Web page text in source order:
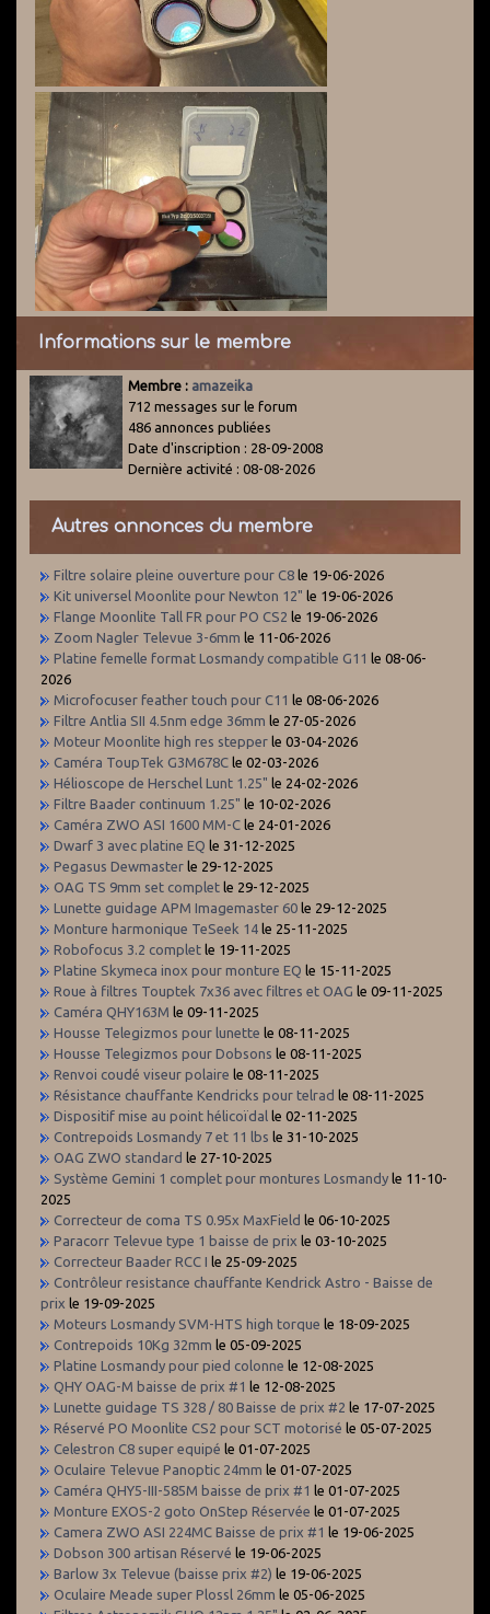
Informations sur le membre
Membre : amazeika
712 messages sur le forum
486 annonces publiées
Date d'inscription : 28-09-2008
Dernière activité : 08-08-2026
Autres annonces du membre
Filtre solaire pleine ouverture pour C8 le 19-06-2026
Kit universel Moonlite pour Newton 12" le 19-06-2026
Flange Moonlite Tall FR pour PO CS2 le 19-06-2026
Zoom Nagler Televue 3-6mm le 11-06-2026
Platine femelle format Losmandy compatible G11 le 08-06-
2026
Microfocuser feather touch pour C11 le 08-06-2026
Filtre Antlia SII 4.5nm edge 36mm le 27-05-2026
Moteur Moonlite high res stepper le 03-04-2026
Caméra ToupTek G3M678C le 02-03-2026
Hélioscope de Herschel Lunt 1.25" le 24-02-2026
Filtre Baader continuum 1.25" le 10-02-2026
Caméra ZWO ASI 1600 MM-C le 24-01-2026
Dwarf 3 avec platine EQ le 31-12-2025
Pegasus Dewmaster le 29-12-2025
OAG TS 9mm set complet le 29-12-2025
Lunette guidage APM Imagemaster 60 le 29-12-2025
Monture harmonique TeSeek 14 le 25-11-2025
Robofocus 3.2 complet le 19-11-2025
Platine Skymeca inox pour monture EQ le 15-11-2025
Roue à filtres Touptek 7x36 avec filtres et OAG le 09-11-2025
Caméra QHY163M le 09-11-2025
Housse Telegizmos pour lunette le 08-11-2025
Housse Telegizmos pour Dobsons le 08-11-2025
Renvoi coudé viseur polaire le 08-11-2025
Résistance chauffante Kendricks pour telrad le 08-11-2025
Dispositif mise au point hélicoïdal le 02-11-2025
Contrepoids Losmandy 7 et 11 lbs le 31-10-2025
OAG ZWO standard le 27-10-2025
Système Gemini 1 complet pour montures Losmandy le 11-10-
2025
Correcteur de coma TS 0.95x MaxField le 06-10-2025
Paracorr Televue type 1 baisse de prix le 03-10-2025
Correcteur Baader RCC I le 25-09-2025
Contrôleur resistance chauffante Kendrick Astro - Baisse de
prix le 19-09-2025
Moteurs Losmandy SVM-HTS high torque le 18-09-2025
Contrepoids 10Kg 32mm le 05-09-2025
Platine Losmandy pour pied colonne le 12-08-2025
QHY OAG-M baisse de prix #1 le 12-08-2025
Lunette guidage TS 328 / 80 Baisse de prix #2 le 17-07-2025
Réservé PO Moonlite CS2 pour SCT motorisé le 05-07-2025
Celestron C8 super equipé le 01-07-2025
Oculaire Televue Panoptic 24mm le 01-07-2025
Caméra QHY5-III-585M baisse de prix #1 le 01-07-2025
Monture EXOS-2 goto OnStep Réservée le 01-07-2025
Camera ZWO ASI 224MC Baisse de prix #1 le 19-06-2025
Dobson 300 artisan Réservé le 19-06-2025
Barlow 3x Televue (baisse prix #2) le 19-06-2025
Oculaire Meade super Plossl 26mm le 05-06-2025